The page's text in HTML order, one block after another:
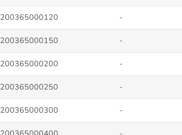
200365000120 -
200365000150 -
200365000200 -
200365000250 -
200365000300 -